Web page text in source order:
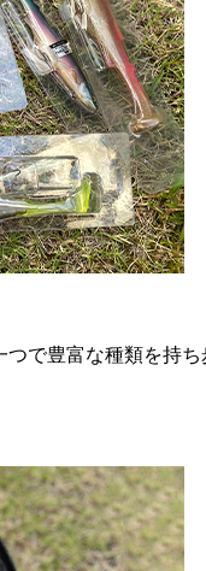
で豊富な種類を持ち